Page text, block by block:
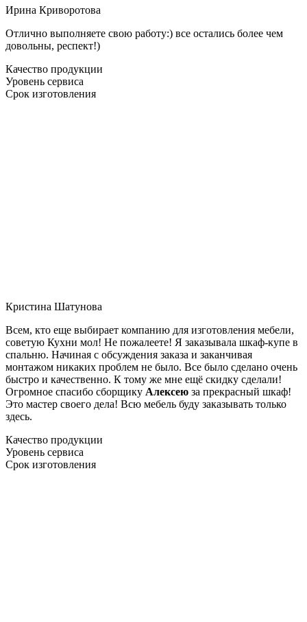
Ирина Криворотова
Отлично выполняете свою работу:) все остались более чем
довольны, респект!)
Качество продукции
Уровень сервиса
Срок изготовления
Кристина Шатунова
Всем, кто еще выбирает компанию для изготовления мебели,
советую Кухни мол! Не пожалеете! Я заказывала шкаф-купе в
спальню. Начиная с обсуждения заказа и заканчивая
монтажом никаких проблем не было. Все было сделано очень
быстро и качественно. К тому же мне ещё скидку сделали!
Огромное спасибо сборщику Алексею за прекрасный шкаф!
Это мастер своего дела! Всю мебель буду заказывать только
здесь.
Качество продукции
Уровень сервиса
Срок изготовления